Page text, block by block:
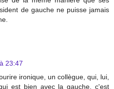
de gauche ne puisse jamais
23:47
ironique, un collègue, qui, lui,
est bien avec la gauche, c'est